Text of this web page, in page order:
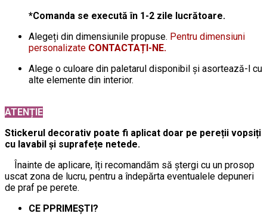
*Comanda se execută în 1-2 zile lucrătoare.
Alegeți din dimensiunile propuse. Pentru dimensiuni
personalizate CONTACTAȚI-NE.
Alege o culoare din paletarul disponibil și asortează-l cu
alte elemente din interior.
ATENȚIE
Stickerul decorativ poate fi aplicat doar pe pereții vopsiți
cu lavabil și suprafețe netede.
Înainte de aplicare, îți recomandăm să ștergi cu un prosop
uscat zona de lucru, pentru a îndepărta eventualele depuneri
de praf pe perete.
CE PPRIMEȘTI?